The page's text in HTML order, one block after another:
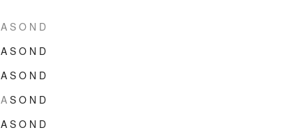
A S O N D
A S O N D
A S O N D
A S O N D
A S O N D